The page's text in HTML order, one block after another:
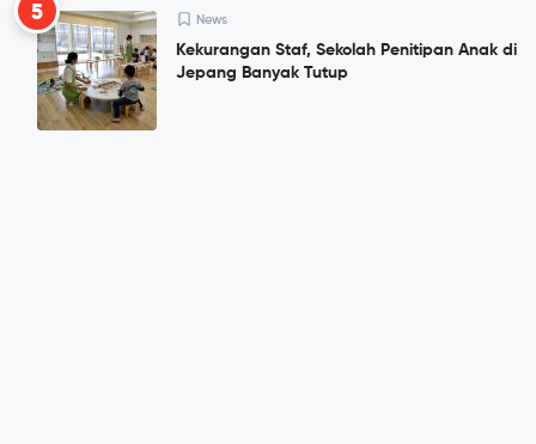
5 News
Kekurangan Staf, Sekolah Penitipan Anak di
Jepang Banyak Tutup